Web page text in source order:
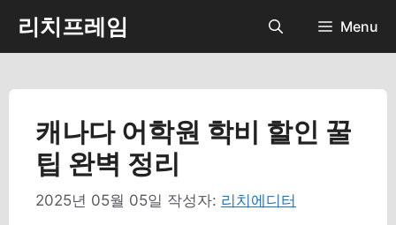
츠
건
리치프레임 Menu
캐나다 어학원 학비 할인 꿀
팁 완벽 정리
2025년 05월 05일 작성자: 리치에디터